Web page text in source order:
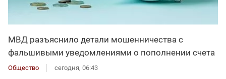
МВД разъяснило детали мошенничества с
фальшивыми уведомлениями о пополнении счета
Общество сегодня, 06:43